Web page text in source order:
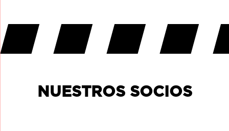
NUESTROS SOCIOS